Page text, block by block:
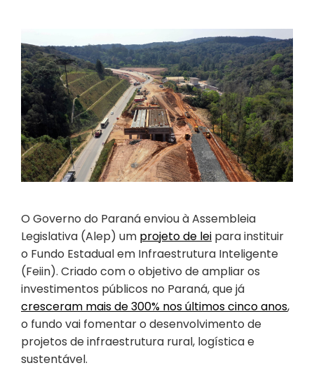
O Governo do Paraná enviou à Assembleia
Legislativa (Alep) um projeto de lei para instituir
o Fundo Estadual em Infraestrutura Inteligente
(Feiin). Criado com o objetivo de ampliar os
investimentos públicos no Paraná, que já
cresceram mais de 300% nos últimos cinco anos,
o fundo vai fomentar o desenvolvimento de
projetos de infraestrutura rural, logística e
sustentável.